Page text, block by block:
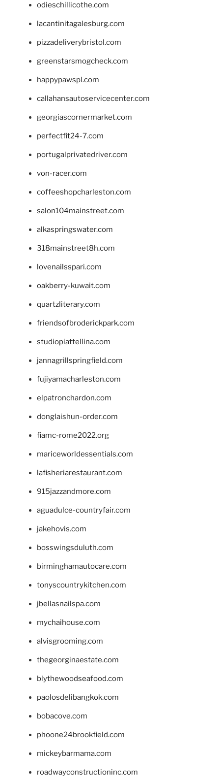
odieschillicothe.com
lacantinitagalesburg.com
pizzadeliverybristol.com
greenstarsmogcheck.com
happypawspl.com
callahansautoservicecenter.com
georgiascornermarket.com
perfectfit24-7.com
portugalprivatedriver.com
von-racer.com
coffeeshopcharleston.com
salon104mainstreet.com
alkaspringswater.com
318mainstreet8h.com
lovenailsspari.com
oakberry-kuwait.com
quartzliterary.com
friendsofbroderickpark.com
studiopiattellina.com
jannagrillspringfield.com
fujiyamacharleston.com
elpatronchardon.com
donglaishun-order.com
fiamc-rome2022.org
mariceworldessentials.com
lafisheriarestaurant.com
915jazzandmore.com
aguadulce-countryfair.com
jakehovis.com
bosswingsduluth.com
birminghamautocare.com
tonyscountrykitchen.com
jbellasnailspa.com
mychaihouse.com
alvisgrooming.com
thegeorginaestate.com
blythewoodseafood.com
paolosdelibangkok.com
bobacove.com
phoone24brookfield.com
mickeybarmama.com
roadwayconstructioninc.com